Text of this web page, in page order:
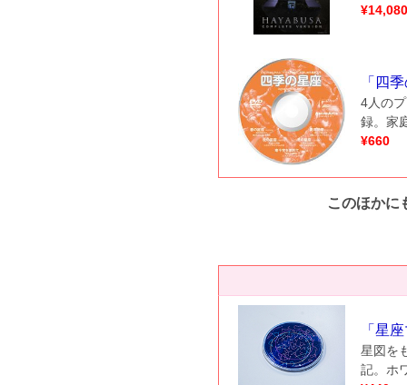
¥14,080
「 四
4人の
録。家
¥660
このほかに
「 星
星図を
記。ホ